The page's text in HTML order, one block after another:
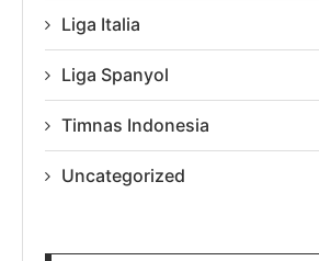
Liga Italia
Liga Spanyol
Timnas Indonesia
Uncategorized